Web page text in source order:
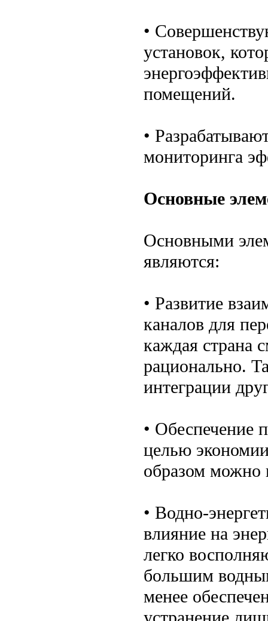
•
установок,
помещений.
•
мониторинга
Основные
Основными
являются:
• Развитие
каналов для
каждая страна
рационально.
интеграции
• Обеспечение
целью
образом можно
• Водно-
влияние на
легко
большим
менее